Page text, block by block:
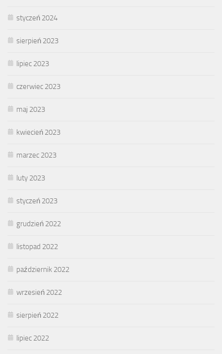
styczeń 2024
sierpień 2023
lipiec 2023
czerwiec 2023
maj 2023
kwiecień 2023
marzec 2023
luty 2023
styczeń 2023
grudzień 2022
listopad 2022
październik 2022
wrzesień 2022
sierpień 2022
lipiec 2022